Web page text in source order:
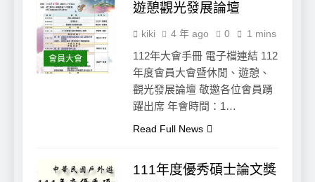
會員大會
遊憩觀光發展論壇
kiki 4 年 ago 0 1 mins
112年大會手冊 電子檔連結 112
年度會員大會暨休閒、遊憩、
觀光發展論壇 敬邀各位會員踴
躍出席 年會時間：1…
Read Full News
111年度優秀碩士論文獎